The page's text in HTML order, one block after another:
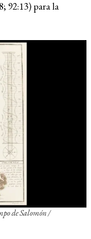
92:13) para la
de Salomón /